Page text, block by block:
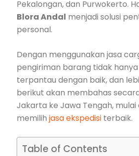
Pekalongan, dan Purwokerto.
Blora Andal menjadi solusi
personal.
Dengan menggunakan jasa
pengiriman barang tidak
terpantau dengan baik, dan
berikut akan membahas
Jakarta ke Jawa Tengah,
memilih jasa ekspedisi terbaik.
Table of Contents